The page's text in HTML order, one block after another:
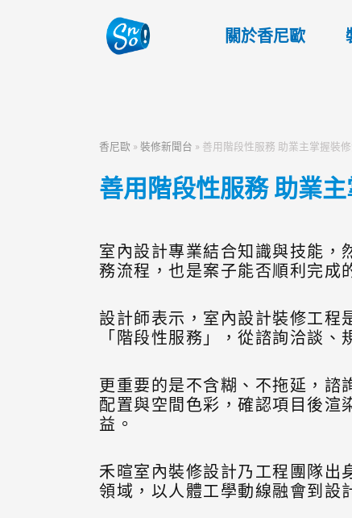
關於香尼歐
香尼歐 »裝修新聞台 » 善用階段性服務 助業主掌握裝
善用階段性服務 助業
室內設計專業結合知識與技能，
務流程，也是案子能否順利完成
設計師表示，室內設計裝修工程
「階段性服務」，從諮詢洽談
更重要的是不含糊、不拖延，諮
配置與空間色彩，確認項目後渲
益。
禾暄室內裝修設計乃工程團隊出
領域，以人體工學動線融會到設